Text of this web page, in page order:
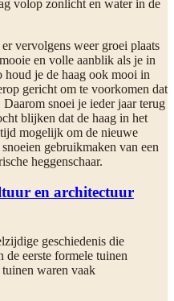
volop zonlicht en water in de
vervolgens weer groei plaats
en volle aanblik als je in
houd je de haag ook mooi in
gericht om te voorkomen dat
snoei je ieder jaar terug
blijken dat de haag in het
mogelijk om de nieuwe
gebruikmaken van een
heggenschaar.
en architectuur
geschiedenis die
de eerste formele tuinen
waren vaak